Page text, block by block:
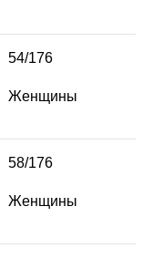
54/176
Женщины
58/176
Женщины